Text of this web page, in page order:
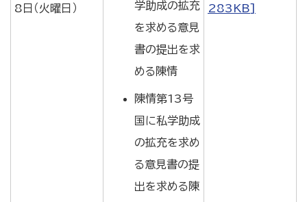
8日（火曜日）
学助成の拡充
を求める意見
書の提出を求
める陳情
陳情第13号
国に私学助成
の拡充を求め
る意見書の提
出を求める陳
283KB]